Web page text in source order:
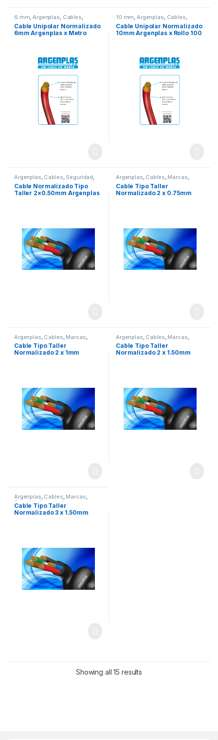
6 mm,Argenplas, Cables,
Marcas,Seguridad , Unipolar
Cable Unipolar Normalizado
6mm Argenplas x Metro
10 mm,Argenplas, Cables,
Marcas,Unipolar
Cable Unipolar Normalizado
10mm Argenplas x Rollo 100
Argenplas Cables Seguridad
tipo taller
Cable Normalizado Tipo
Taller 2×0.50mm Argenplas
Argenplas Cables Marcas
Seguridad , tipo taller
Cable Tipo Taller
Normalizado 2 x 0.75mm
Argenplas Cables Marcas
Seguridad , tipo taller
Cable Tipo Taller
Normalizado 2 x 1mm
Argenplas Cables Marcas
Seguridad , tipo taller
Cable Tipo Taller
Normalizado 2 x 1.50mm
Argenplas, Cables, Marcas,
Seguridad tipo taller
Cable Tipo Taller
Normalizado 3 x 1.50mm
Showing all 15 results